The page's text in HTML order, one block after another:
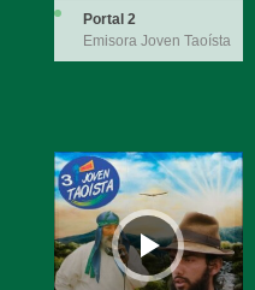
Portal 2
Emisora Joven Taoísta
Reproductor
de
audio